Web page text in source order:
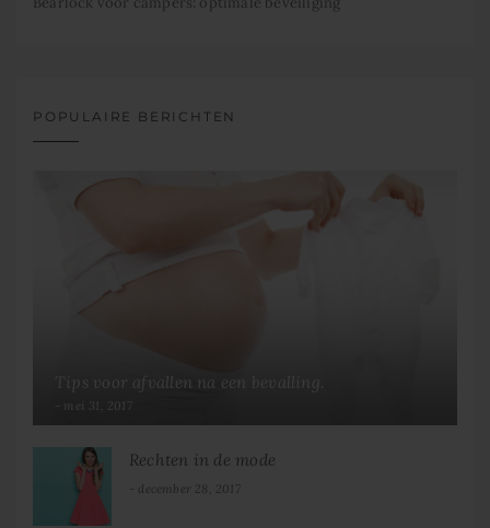
POPULAIRE BERICHTEN
Tips voor afvallen na een bevalling.
mei 31, 2017
Rechten in de mode
december 28, 2017